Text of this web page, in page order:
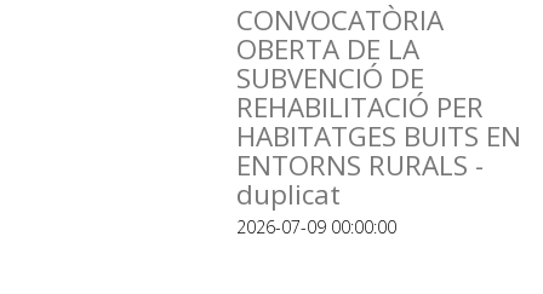
CONVOCATÒRIA
OBERTA DE LA
SUBVENCIÓ DE
REHABILITACIÓ PER
HABITATGES BUITS EN
ENTORNS RURALS -
duplicat
2026-07-09 00:00:00